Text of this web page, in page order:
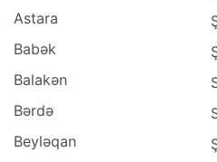
Astara
Babək
Balakən
Bərdə
Beyləqan